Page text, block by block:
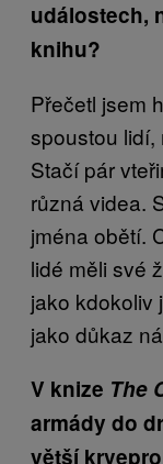
událostech,
knihu?
Přečetl jsem
spoustou lidí,
Stačí pár
různá videa.
jména obětí.
lidé měli své
jako kdokoliv
jako důkaz
V knize The
armády do
větší